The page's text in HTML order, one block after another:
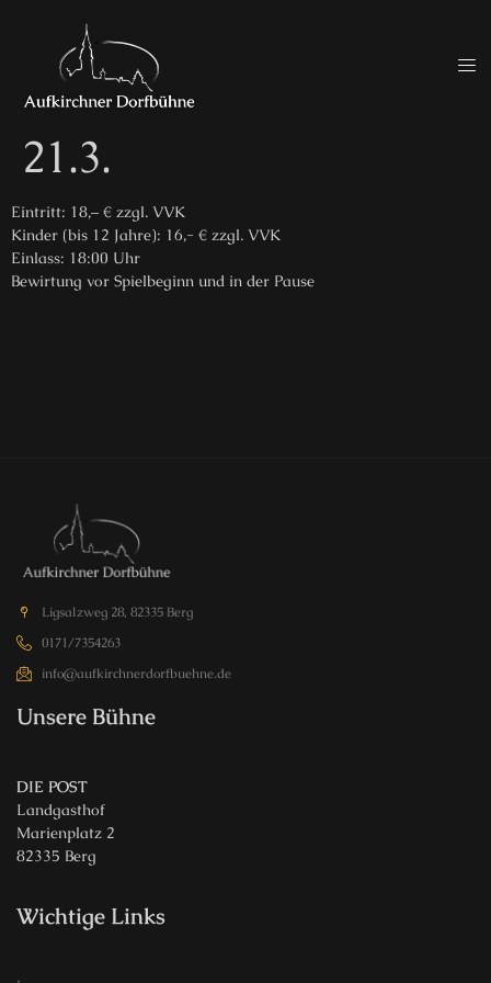
21.3.
Eintritt: 18,– € zzgl. VVK
Kinder (bis 12 Jahre): 16,- € zzgl. VVK
Einlass: 18:00 Uhr
Bewirtung vor Spielbeginn und in der Pause
Ligsalzweg 28, 82335 Berg
0171/7354263
info@aufkirchnerdorfbuehne.de
Unsere Bühne
DIE POST
Landgasthof
Marienplatz 2
82335 Berg
Wichtige Links